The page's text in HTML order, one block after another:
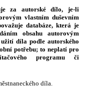
za autorské dílo, je-li
vlastním duševním
databáze, která je
obsahu autorovým
díla podle autorského
potřebu; to neplatí pro
programu či
díla.